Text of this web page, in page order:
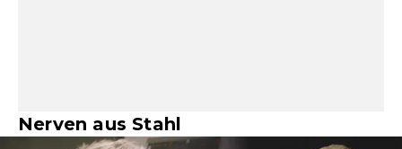
Nerven aus Stahl